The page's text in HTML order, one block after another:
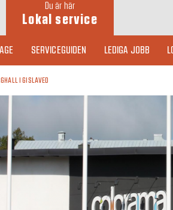
Du är här
Lokal service
SERVICEGUIDEN LEDIGA JOBB
I GISLAVED